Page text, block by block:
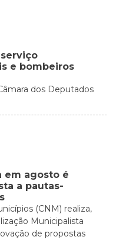
e bombeiros
dos Deputados
em agosto é
a pautas-
(CNM) realiza,
Municipalista
de propostas